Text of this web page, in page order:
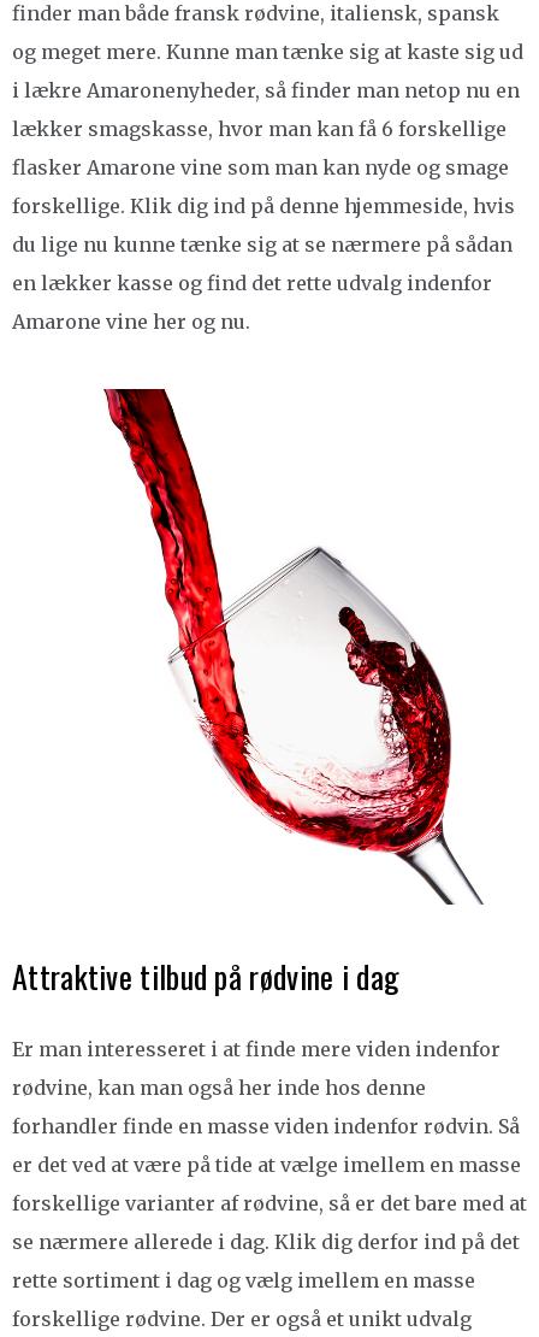
finder man både fransk rødvine, italiensk, spansk
og meget mere. Kunne man tænke sig at kaste sig ud
i lækre Amaronenyheder, så finder man netop nu en
lækker smagskasse, hvor man kan få 6 forskellige
flasker Amarone vine som man kan nyde og smage
forskellige. Klik dig ind på denne hjemmeside, hvis
du lige nu kunne tænke sig at se nærmere på sådan
en lækker kasse og find det rette udvalg indenfor
Amarone vine her og nu.
Attraktive tilbud på rødvine i dag
Er man interesseret i at finde mere viden indenfor
rødvine, kan man også her inde hos denne
forhandler finde en masse viden indenfor rødvin. Så
er det ved at være på tide at vælge imellem en masse
forskellige varianter af rødvine, så er det bare med at
se nærmere allerede i dag. Klik dig derfor ind på det
rette sortiment i dag og vælg imellem en masse
forskellige rødvine. Der er også et unikt udvalg